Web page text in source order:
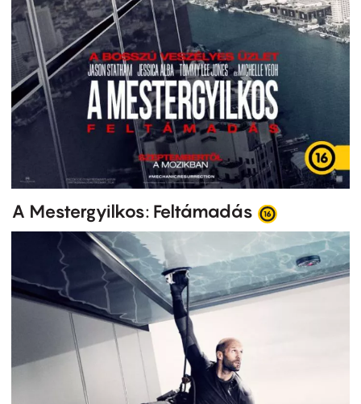
A Mestergyilkos: Feltámadás